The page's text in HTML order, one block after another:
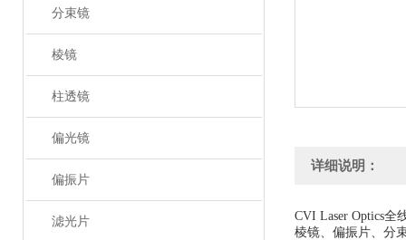
分束镜
棱镜
柱透镜
偏光镜
偏振片
滤光片
详细说明：
CVI Laser Optics全
棱镜、偏振片、分